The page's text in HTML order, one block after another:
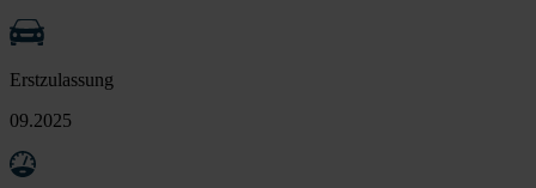
Erstzulassung
09.2025